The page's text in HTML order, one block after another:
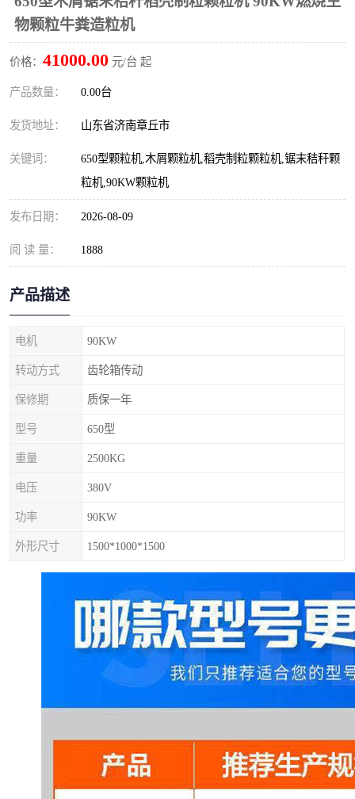
物颗粒牛粪造粒机
价格： 41000.00 元/台 起
产品数量： 0.00台
发货地址： 山东省济南章丘市
关键词：
650型颗粒机,木屑颗粒机,稻壳制粒颗粒机,锯末秸秆颗
粒机,90KW颗粒机
发布日期： 2026-08-09
阅 读 量： 1888
产品描述
电机 90KW
转动方式 齿轮箱传动
保修期 质保一年
型号 650型
重量 2500KG
电压 380V
功率 90KW
外形尺寸 1500*1000*1500